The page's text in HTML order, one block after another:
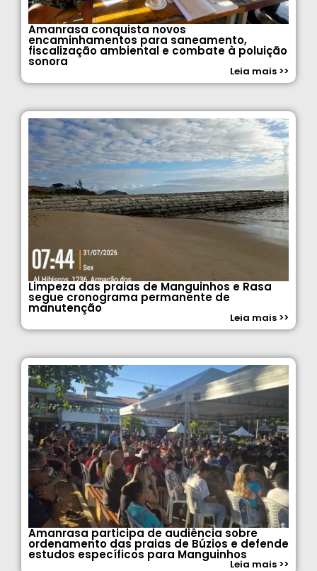
Amanrasa conquista novos
encaminhamentos para saneamento,
fiscalização ambiental e combate à poluição
sonora
Leia mais >>
Limpeza das praias de Manguinhos e Rasa
segue cronograma permanente de
manutenção
Leia mais >>
Amanrasa participa de audiência sobre
ordenamento das praias de Búzios e defende
estudos específicos para Manguinhos
Leia mais >>